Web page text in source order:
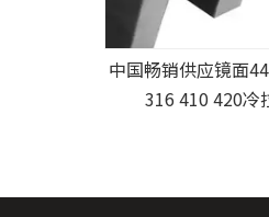
中国畅销供应镜面
316 410 420冷